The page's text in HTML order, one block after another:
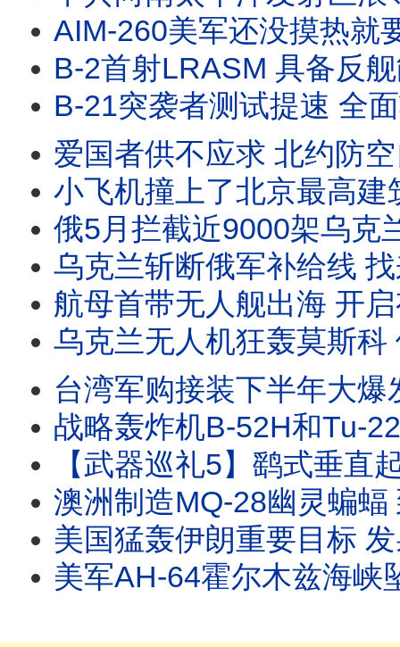
AIM-260美军还没摸热就要出口澳洲 美海军已装备AIM-174B远程空空导
B-2首射LRASM 具备反舰能力 日本潜艇用鱼雷击沉靶船 如何击沉4万吨军
B-21突袭者测试提速 全面转入实战化评估测试 距离服役又近了一大步 B-21
爱国者供不应求 北约防空自主化需长期努力才行 现有哪些可以替代美制防空系统 #爱国
小飞机撞上了北京最高建筑 距离中南海不到10公里 到底是机械故障、飞行员失能
俄5月拦截近9000架乌克兰无人机 俄乌无人机大战螺旋式上升 规模越来越大 喷气
乌克兰斩断俄军补给线 找来台湾寻求技术合作 打造非红供应链 乌克兰向日本推
航母首带无人舰出海 开启有人无人协同海战新页 从实验走向实战 “海鹰号”无人舰
乌克兰无人机狂轰莫斯科 俄导弹脱靶开罐自家油库 乌军远程打击手段都
台湾军购接装下半年大爆发 F-16V MQ-9B 陆射鱼叉 火山布雷系统
战略轰炸机B-52H和Tu-22M3 同一天先后折戟 B-52正在进行雷达现代
【武器巡礼5】鹞式垂直起降战机半个世纪的传奇 福克兰战争一战封神 AV-8B陆战队最爱的
澳洲制造MQ-28幽灵蝙蝠 到美国海军基地试飞 要争取海军订单 波音莱茵金
美国猛轰伊朗重要目标 发射49枚战斧导弹 美军阿帕奇直升机遇奇迹 越来越多商船
美军AH-64霍尔木兹海峡坠毁 首次出动无人艇救助士兵 美对伊朗猛烈还击 阿帕